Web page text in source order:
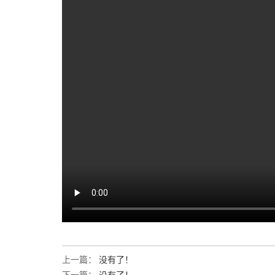
上一篇： 没有了！